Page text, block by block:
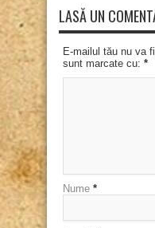
LASĂ UN
E-mailul tău nu va
sunt marcate cu: *
Nume *